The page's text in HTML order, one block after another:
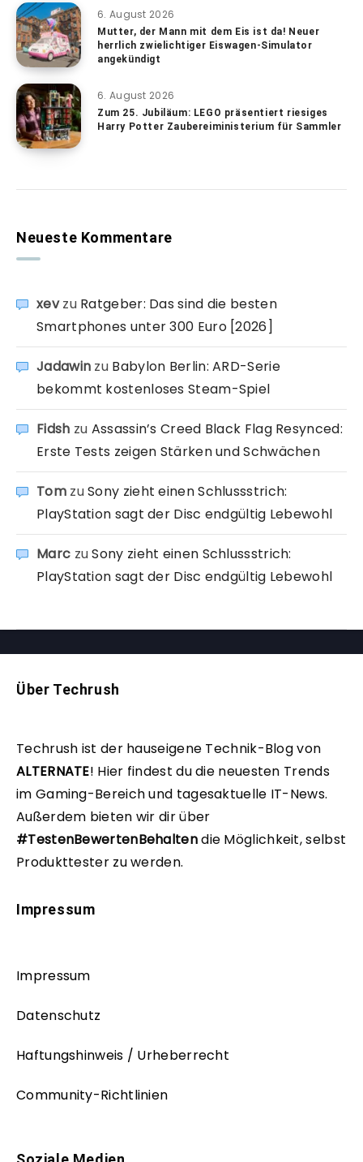
6. August 2026
Mutter, der Mann mit dem Eis ist da! Neuer
herrlich zwielichtiger Eiswagen-Simulator
angekündigt
6. August 2026
Zum 25. Jubiläum: LEGO präsentiert riesiges
Harry Potter Zaubereiministerium für Sammler
Neueste Kommentare
xevzu Ratgeber: Das sind die besten
Smartphones unter 300 Euro [2026]
Jadawin zu Babylon Berlin: ARD-Serie
bekommt kostenloses Steam-Spiel
Fidsh zu Assassin’s Creed Black Flag Resynced:
Erste Tests zeigen Stärken und Schwächen
TomzuSony zieht einen Schlussstrich:
PlayStation sagt der Disc endgültig Lebewohl
Marc zuSony zieht einen Schlussstrich:
PlayStation sagt der Disc endgültig Lebewohl
Über Techrush
Techrush ist der hauseigene Technik-Blog von
ALTERNATE! Hier findest du die neuesten Trends
im Gaming-Bereich und tagesaktuelle IT-News.
Außerdem bieten wir dir über
#TestenBewertenBehaltendie Möglichkeit, selbst
Produkttester zu werden.
Impressum
Impressum
Datenschutz
Haftungshinweis / Urheberrecht
Community-Richtlinien